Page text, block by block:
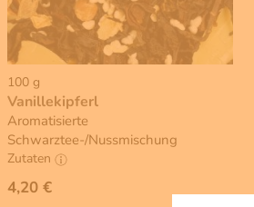
100 g
Vanillekipferl
Aromatisierte
Schwarztee-/Nussmischung
Zutaten
4,20 €